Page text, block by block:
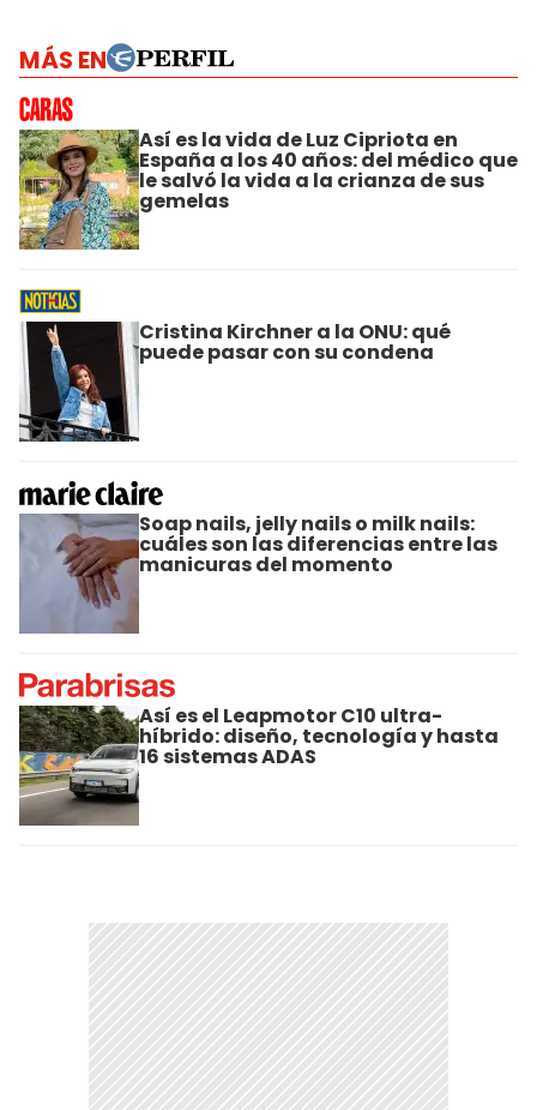
MÁS EN
Así es la vida de Luz Cipriota en
España a los 40 años: del médico que
le salvó la vida a la crianza de sus
gemelas
Cristina Kirchner a la ONU: qué
puede pasar con su condena
Soap nails, jelly nails o milk nails:
cuáles son las diferencias entre las
manicuras del momento
Así es el Leapmotor C10 ultra-
híbrido: diseño, tecnología y hasta
16 sistemas ADAS